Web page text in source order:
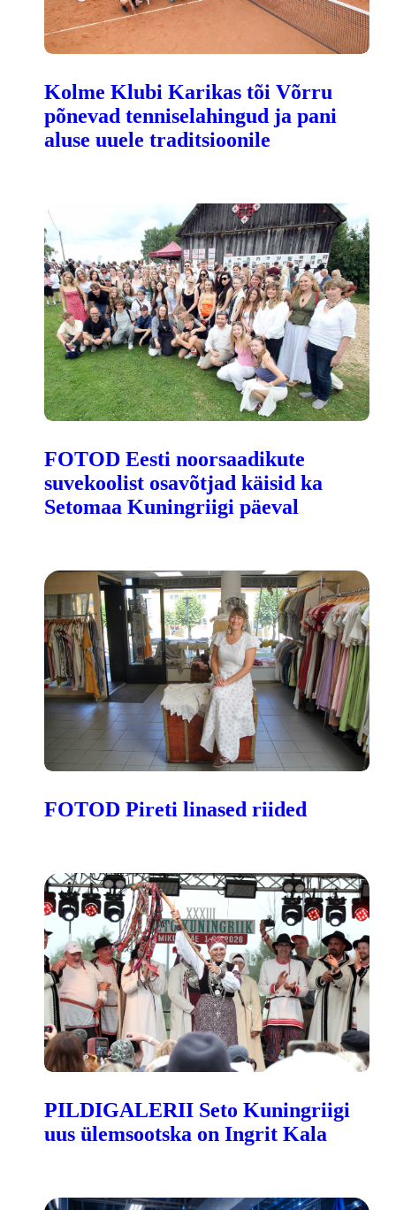
Kolme Klubi Karikas tõi Võrru
põnevad tenniselahingud ja pani
aluse uuele traditsioonile
FOTOD Eesti noorsaadikute
suvekoolist osavõtjad käisid ka
Setomaa Kuningriigi päeval
FOTOD Pireti linased riided
PILDIGALERII Seto Kuningriigi
uus ülemsootska on Ingrit Kala